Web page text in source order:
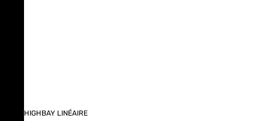
HIGHBAY LINÉAIRE